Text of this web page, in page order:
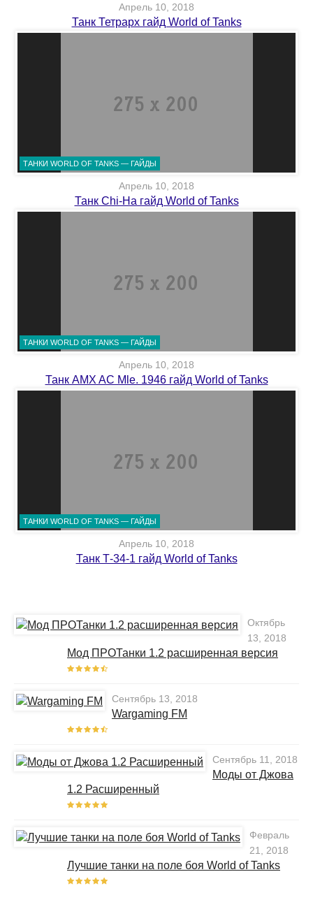
Апрель 10, 2018
Танк Тетрарх гайд World of Tanks
ТАНКИ WORLD OF TANKS — ГАЙДЫ
Апрель 10, 2018
Танк Chi-Ha гайд World of Tanks
ТАНКИ WORLD OF TANKS — ГАЙДЫ
Апрель 10, 2018
Танк AMX AC Mle. 1946 гайд World of Tanks
ТАНКИ WORLD OF TANKS — ГАЙДЫ
Апрель 10, 2018
Танк Т-34-1 гайд World of Tanks
Октябрь
13, 2018
Мод ПРОТанки 1.2 расширенная версия
Сентябрь 13, 2018
Wargaming FM
Сентябрь 11, 2018
Моды от Джова
1.2 Расширенный
Февраль
21, 2018
Лучшие танки на поле боя World of Tanks